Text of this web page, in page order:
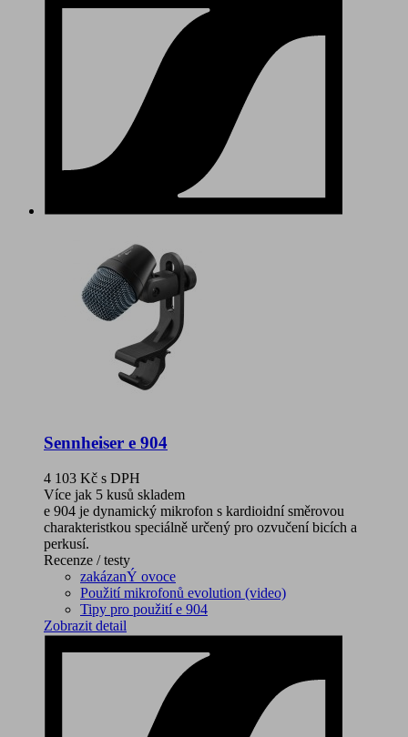
Sennheiser e 904
4 103 Kč s DPH
Více jak 5 kusů skladem
e 904 je dynamický mikrofon s kardioidní směrovou
charakteristkou speciálně určený pro ozvučení bicích a
perkusí.
Recenze / testy
zakázanÝ ovoce
Použití mikrofonů evolution (video)
Tipy pro použití e 904
Zobrazit detail